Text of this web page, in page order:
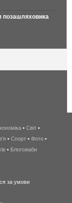
позашляховика
• Світ •
• Спорт • Фото •
• Блогожаби
за умови